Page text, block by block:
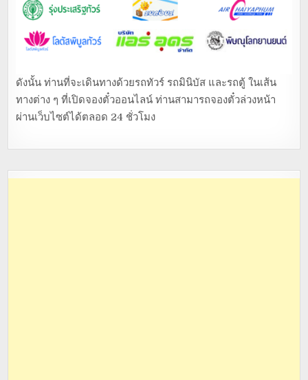
ดังนั้น ท่านที่จะเดินทางด้วยรถทัวร์ รถมินิบัส และรถตู้ ในเส้น
ทางต่าง ๆ ที่เปิดจองตั๋วออนไลน์ ท่านสามารถจองตั๋วล่วงหน้า
ผ่านเว็บไซต์ได้ตลอด 24 ชั่วโมง